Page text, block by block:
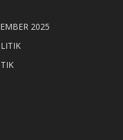
2025